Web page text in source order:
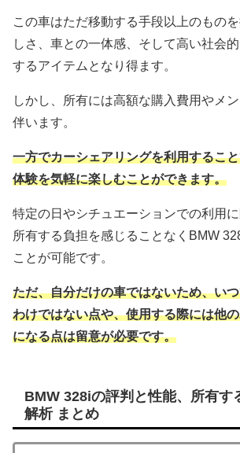
この車はただ移動する手段以上のもの
しさ、車との一体感、そして高い社会
するアイテムとなり得ます。
しかし、所有には高額な購入費用やメ
伴います。
一方でカーシェアリングを利用するこ
体験を気軽に楽しむことができます。
特定の日やシチュエーションでの利用に
所有する負担を感じることなくBMW
ことが可能です。
ただ、自分だけの車ではないため、い
わけではない点や、使用する際には他
になる点は留意が必要です。
BMW 328iの評判と性能、所有す
解析 まとめ